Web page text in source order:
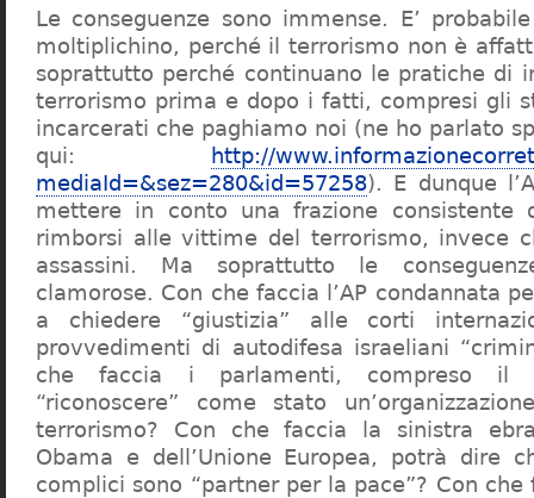
Le conseguenze sono immense. E’
moltiplichino, perché il terrorismo non è
soprattutto perché continuano le pratiche di
terrorismo prima e dopo i fatti, compresi gli
incarcerati che paghiamo noi (ne ho parlato
qui:
http://
mediaId=&sez=280&id=57258). E dunque
mettere in conto una frazione consistente
rimborsi alle vittime del terrorismo, invece
assassini. Ma soprattutto le
clamorose. Con che faccia l’AP condannata
a chiedere “giustizia” alle corti
provvedimenti di autodifesa israeliani
che faccia i parlamenti, compreso il
“riconoscere” come stato
terrorismo? Con che faccia la sinistra
Obama e dell’Unione Europea, potrà dire
complici sono “partner per la pace”? Con che